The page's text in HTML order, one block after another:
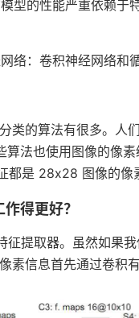
型的性能严重依赖
络：卷积神经网络和
类的算法有很多。人
法也使用图像的像
是 28x28 图像的像
得更好？
提取器。虽然如果
素信息首先通过卷积